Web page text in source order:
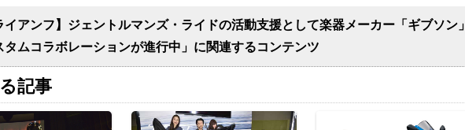
イアンフ】ジェントルマンズ・ライドの活動支援として楽器メーカー「ギブソン」
タムコラボレーションが進行中」に関連するコンテンツ
記事